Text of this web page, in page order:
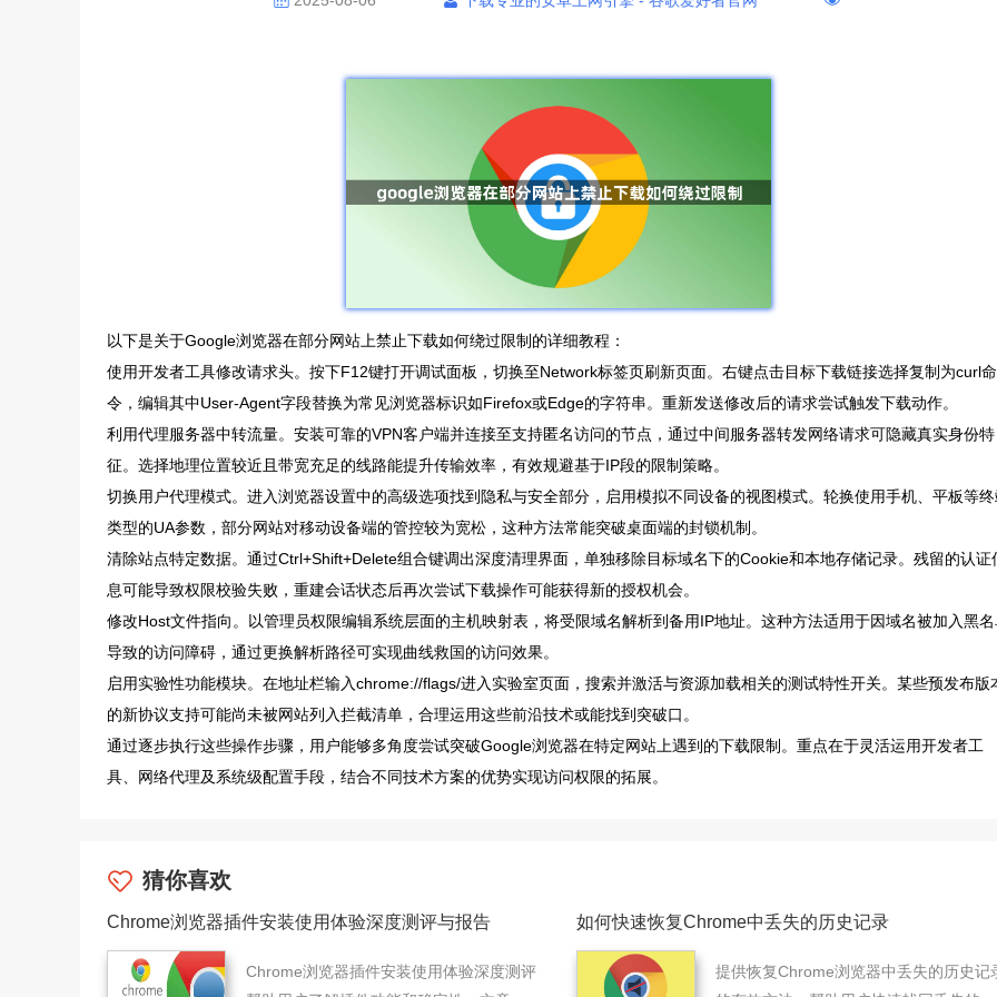
以下是关于Google浏览器在部分网站上禁止下载如何绕过限制的详细教程：
使用开发者工具修改请求头。按下F12键打开调试面板，切换至Network标签页刷新页面。右键点击目标下载链接选择复制为curl命
令，编辑其中User-Agent字段替换为常见浏览器标识如Firefox或Edge的字符串。重新发送修改后的请求尝试触发下载动作。
利用代理服务器中转流量。安装可靠的VPN客户端并连接至支持匿名访问的节点，通过中间服务器转发网络请求可隐藏真实身份特
征。选择地理位置较近且带宽充足的线路能提升传输效率，有效规避基于IP段的限制策略。
切换用户代理模式。进入浏览器设置中的高级选项找到隐私与安全部分，启用模拟不同设备的视图模式。轮换使用手机、平板等
类型的UA参数，部分网站对移动设备端的管控较为宽松，这种方法常能突破桌面端的封锁机制。
清除站点特定数据。通过Ctrl+Shift+Delete组合键调出深度清理界面，单独移除目标域名下的Cookie和本地存储记录。残留的认证
息可能导致权限校验失败，重建会话状态后再次尝试下载操作可能获得新的授权机会。
修改Host文件指向。以管理员权限编辑系统层面的主机映射表，将受限域名解析到备用IP地址。这种方法适用于因域名被加入黑
导致的访问障碍，通过更换解析路径可实现曲线救国的访问效果。
启用实验性功能模块。在地址栏输入chrome://flags/进入实验室页面，搜索并激活与资源加载相关的测试特性开关。某些预发布版
的新协议支持可能尚未被网站列入拦截清单，合理运用这些前沿技术或能找到突破口。
通过逐步执行这些操作步骤，用户能够多角度尝试突破Google浏览器在特定网站上遇到的下载限制。重点在于灵活运用开发者工
具、网络代理及系统级配置手段，结合不同技术方案的优势实现访问权限的拓展。
猜你喜欢
Chrome浏览器插件安装使用体验深度测评与报告
Chrome浏览器插件安装使用体验深度测评
如何快速恢复Chrome中丢失的历史记录
提供恢复Chrome浏览器中丢失的历史记